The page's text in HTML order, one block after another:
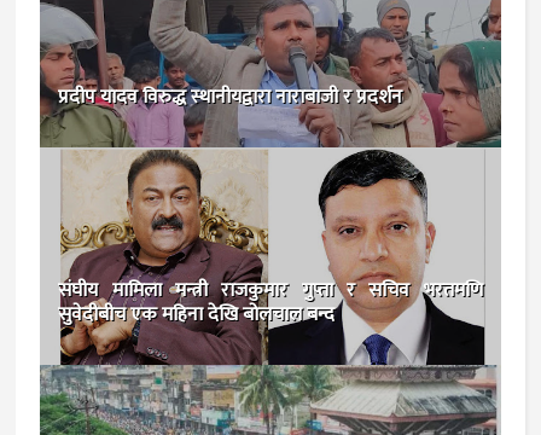
प्रदीप यादव विरुद्ध स्थानीयद्वारा नाराबाजी र प्रदर्शन
संघीय मामिला मन्त्री राजकुमार गुप्ता र सचिव भरतमणि
सुवेदीबीच एक महिना देखि बोलचाल बन्द